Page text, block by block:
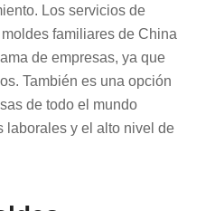
Los servicios de
familiares de China
de empresas, ya que
También es una opción
de todo el mundo
laborales y el alto nivel de